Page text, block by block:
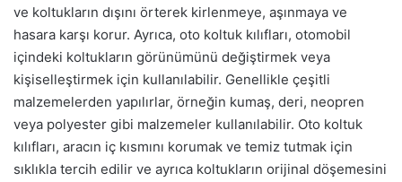
ve koltukların dışını örterek kirlenmeye, aşınmaya ve
hasara karşı korur. Ayrıca, oto koltuk kılıfları, otomobil
içindeki koltukların görünümünü değiştirmek veya
kişiselleştirmek için kullanılabilir. Genellikle çeşitli
malzemelerden yapılırlar, örneğin kumaş, deri, neopren
veya polyester gibi malzemeler kullanılabilir. Oto koltuk
kılıfları, aracın iç kısmını korumak ve temiz tutmak için
sıklıkla tercih edilir ve ayrıca koltukların orijinal döşemesini